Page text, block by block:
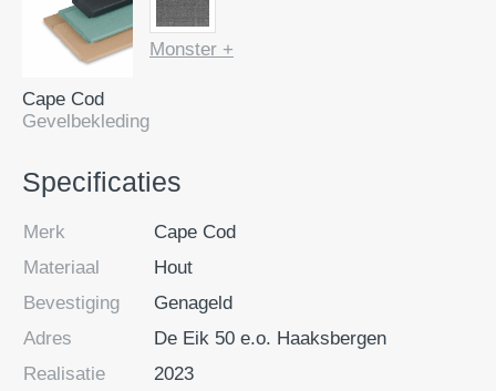
Cape Cod
Gevelbekleding
Monster +
Specificaties
Merk
Cape Cod
Materiaal
Hout
Bevestiging
Genageld
Adres
De Eik 50 e.o. Haaksbergen
Realisatie
2023